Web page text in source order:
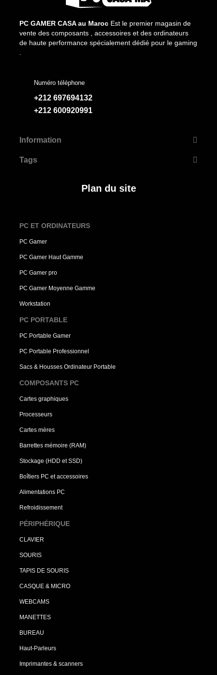
PC GAMER CASA au Maroc Est le premier magasin de
vente des composants , accessoires et des ordinateurs
de haute performance spécialement dédié pour le gaming
Numéro téléphone
+212 697694132
+212 600920991
Information
Tags
Plan du site
PC ET ORDINATEURS
PC Gamer
PC Gamer Haut Gamme
PC Gamer pro
PC Gamer Moyenne Gamme
Workstation
PC PORTABLE
PC Portable Gamer
PC Portable Professionnel
Sacs & Housses Ordinateur Portable
COMPOSANTS PC
Cartes graphiques
Processeurs
Cartes mères
Barrettes mémoire (RAM)
Stockage (HDD et SSD)
Boîtiers PC et accessoires
Alimentations PC
Refroidissement
PÉRIPHÉRIQUE
CLAVIER
SOURIS
TAPIS DE SOURIS
CASQUE & MICRO
WEBCAMS
MANETTES
BUREAU
Haut-Parleurs
Imprimantes & scanners